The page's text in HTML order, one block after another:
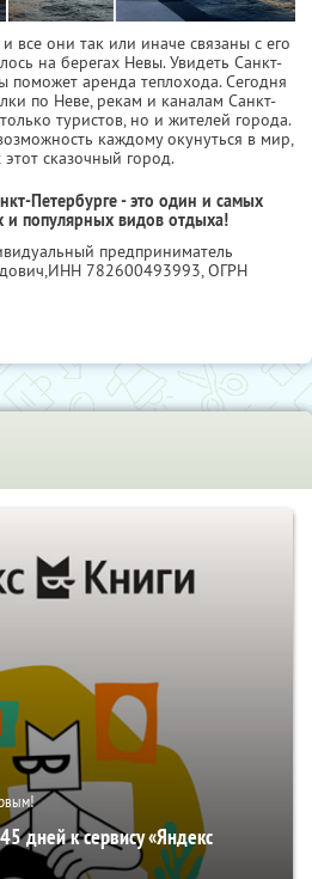
все они так или иначе связаны с его
на берегах Невы. Увидеть Санкт-
поможет аренда теплохода. Сегодня
по Неве, рекам и каналам Санкт-
туристов, но и жителей города.
каждому окунуться в мир,
сказочный город.
Петербурге - это один и самых
и популярных видов отдыха!
предприниматель
ИНН 782600493993 , ОГРН
дней к сервису «Яндекс